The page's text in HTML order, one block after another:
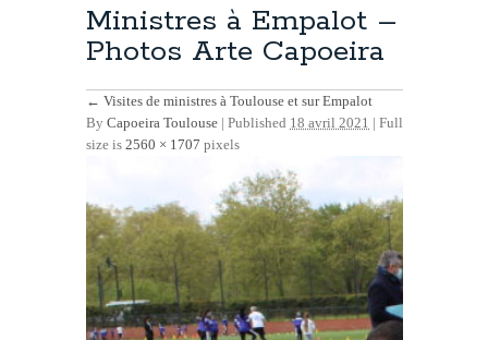
Ministres à Empalot –
Photos Arte Capoeira
← Visites de ministres à Toulouse et sur Empalot
By Capoeira Toulouse | Published 18 avril 2021 | Full
size is 2560 × 1707 pixels